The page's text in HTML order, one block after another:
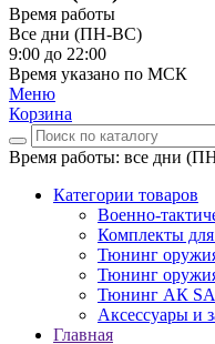
Время работы
Все дни (ПН-ВС)
9:00 до 22:00
Время указано по МСК
Меню
Корзина
Время работы: все дни
Категории товаров
Военно-
Комплекты
Тюнинг
Тюнинг
Тюнинг АК
Аксессуары и
Главная